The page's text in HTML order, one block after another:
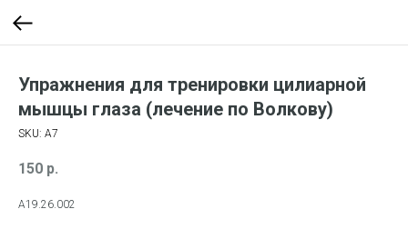
Упражнения для тренировки цилиарной
мышцы глаза (лечение по Волкову)
SKU: А7
150 р.
А19.26.002